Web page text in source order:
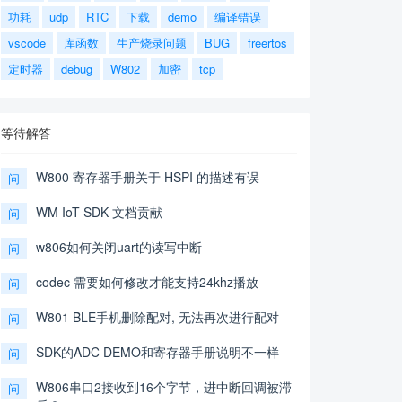
功耗 udp RTC 下载 demo
编译错误
vscode
库函数 生产烧录问题 BUG
freertos
定时器
debug W802 加密 tcp
等待解答
问 W800 寄存器手册关于 HSPI 的描述有误
问 WM IoT SDK 文档贡献
问 w806如何关闭uart的读写中断
问 codec 需要如何修改才能支持24khz播放
问 W801 BLE手机删除配对, 无法再次进行配对
问 SDK的ADC DEMO和寄存器手册说明不一样
问
W806串口2接收到16个字节，进中断回调被滞